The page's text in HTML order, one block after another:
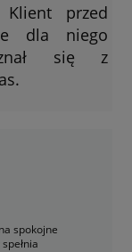
przed
dla niego
się z
spokojne